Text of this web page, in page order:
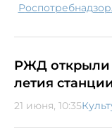
Роспотребнадзор
РЖД открыли
летия
21 июня, 10:35